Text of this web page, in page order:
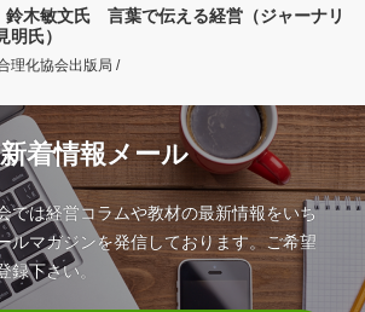
鈴木敏文氏 言葉で伝える経営（ジャーナリ
明氏）
理化協会出版局 /
新着情報メール
では経営コラムや教材の最新情報をいち
ルマガジンを発信しております。ご希望
録下さい。